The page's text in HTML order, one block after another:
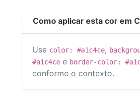
Como aplicar esta cor em
Use color: #a1c4ce,
#a1c4ce e border-color:
conforme o contexto.